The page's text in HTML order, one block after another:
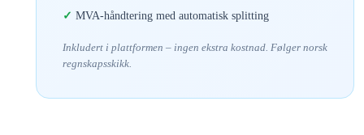
MVA-håndtering med automatisk splitting
Inkludert i plattformen – ingen ekstra kostnad. Følger norsk
regnskapsskikk.